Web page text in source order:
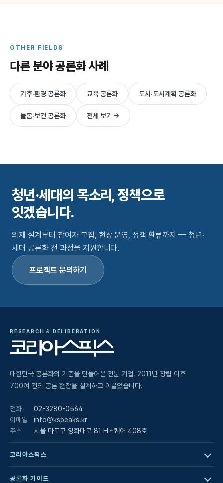
OTHER FIELDS
다른 분야 공론화 사례
기후·환경 공론화 교육 공론화 도시·도시계획 공론화
돌봄·보건 공론화 전체 보기 →
청년·세대의 목소리,정책으로
잇겠습니다.
의제 설계부터 참여자 모집, 현장 운영, 정책 환류까지 — 청년·
세대 공론화 전 과정을 지원합니다.
프로젝트 문의하기
RESEARCH & DELIBERATION
대한민국 공론화의 기준을 만들어온 전문 기업. 2011년 창립 이후
700여 건의 공론 현장을 설계하고 이끌었습니다.
전화
02-3280-0564
이메일
info@kspeaks.kr
주소
서울 마포구 양화대로 81 H스퀘어 408호
코리아스픽스
공론화 가이드